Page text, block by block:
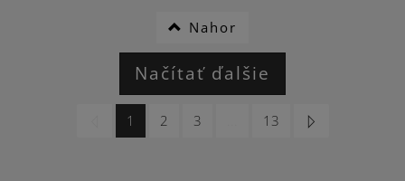
Nahor
Načítať ďalšie
1 2 3 13